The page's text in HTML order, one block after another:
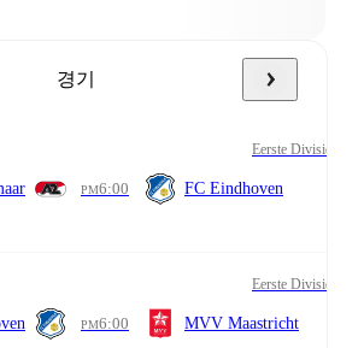
경기
Eerste Divisie
PM6:00 FC Eindhoven
Eerste Divisie
PM6:00 MVV Maastricht